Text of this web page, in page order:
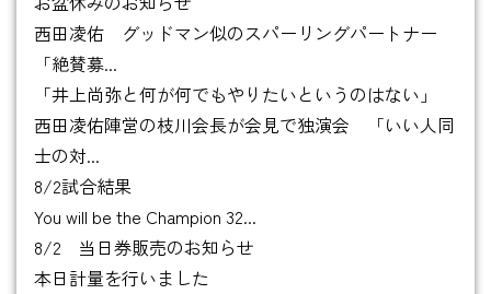
西田凌佑 グッドマン似のスパーリングパートナー
「絶賛募...
「井上尚弥と何が何でもやりたいというのはない」
西田凌佑陣営の枝川会長が会見で独演会 「いい人同
士の対...
8/2試合結果
You will be the Champion 32...
8/2 当日券販売のお知らせ
本日計量を行いました